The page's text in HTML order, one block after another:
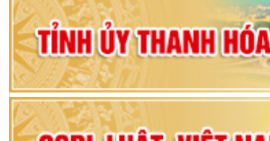
Đảng bộ tỉnh Thanh Hóa lần
2025 - 2030
Đại hội đại biểu Đảng bộ xã
nhiệm kỳ 2025 – 2030
Đại hội Đảng bộ xã Yên Ninh